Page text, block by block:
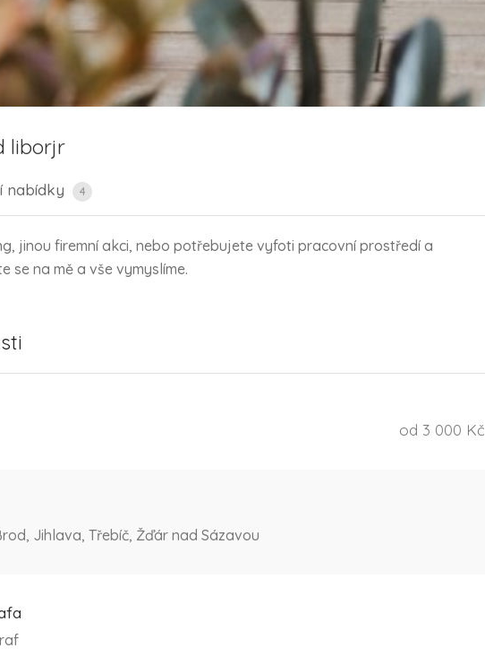
liborjr
nabídky 4
jinou firemní akci, nebo potřebujete vyfoti pracovní prostředí a
se na mě a vše vymyslíme.
od 3 000 Kč
Jihlava, Třebíč, Žďár nad Sázavou